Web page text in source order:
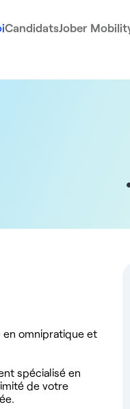
CandidatsJober
omnipratique et
spécialisé en
de votre